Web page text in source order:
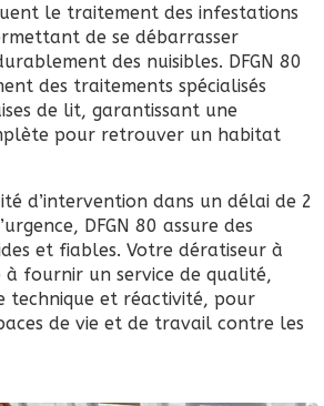
le traitement des infestations
de se débarrasser
des nuisibles. DFGN 80
des traitements spécialisés
de lit, garantissant une
pour retrouver un habitat
d’intervention dans un délai de 2
DFGN 80 assure des
et fiables. Votre dératiseur à
à fournir un service de qualité,
technique et réactivité, pour
de vie et de travail contre les